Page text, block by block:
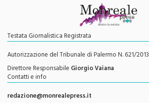
Testata Giornalistica Registrata
Autorizzazione del Tribunale di Palermo N. 621/2013
Direttore ResponsabileGiorgio Vaiana
Contatti e info